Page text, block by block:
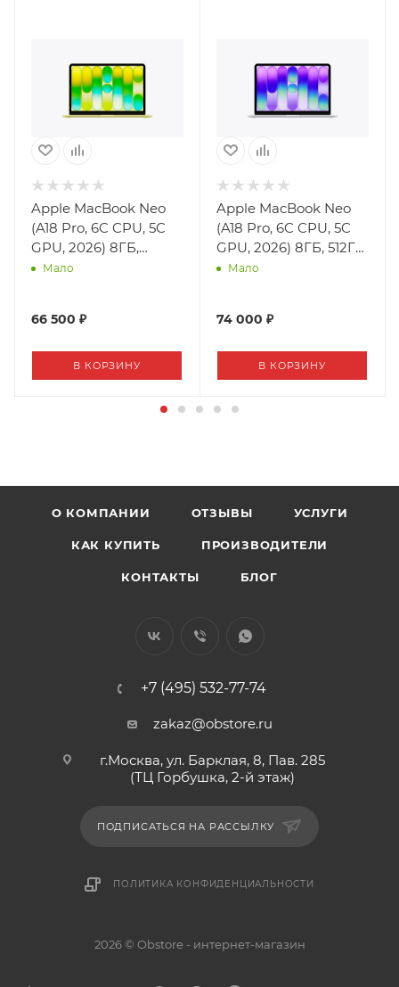
Apple MacBook Neo
(A18 Pro, 6C CPU, 5C
GPU, 2026) 8ГБ,
256ГБ, Citrus
Мало
66 500 ₽
В КОРЗИНУ
Apple MacBook Neo
(A18 Pro, 6C CPU, 5C
GPU, 2026) 8ГБ, 512ГБ,
Silver
Мало
74 000 ₽
В КОРЗИНУ
О КОМПАНИИ ОТЗЫВЫ УСЛУГИ
КАК КУПИТЬ ПРОИЗВОДИТЕЛИ
КОНТАКТЫ БЛОГ
+7 (495) 532-77-74
zakaz@obstore.ru
г.Москва, ул. Барклая, 8, Пав. 285
(ТЦ Горбушка, 2-й этаж)
ПОДПИСАТЬСЯ НА РАССЫЛКУ
ПОЛИТИКА КОНФИДЕНЦИАЛЬНОСТИ
2026 © Obstore - интернет-магазин